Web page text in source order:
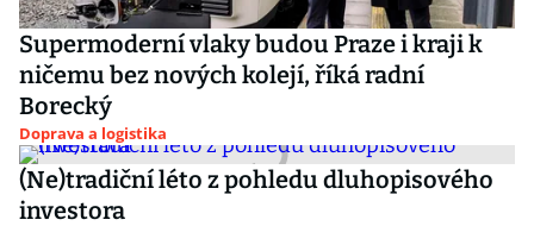
Supermoderní vlaky budou Praze i kraji k
ničemu bez nových kolejí, říká radní
Borecký
Doprava a logistika
(Ne)tradiční léto z pohledu dluhopisového
investora